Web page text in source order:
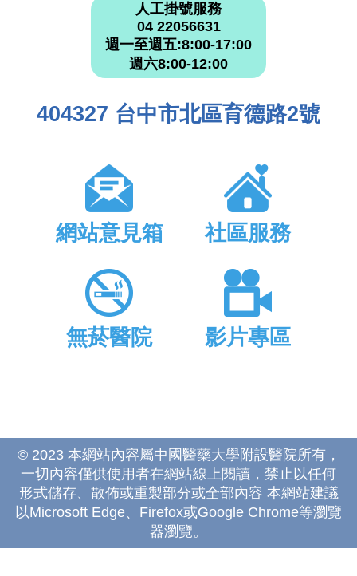
人工掛號服務
04 22056631
週一至週五:8:00-17:00
週六8:00-12:00
404327 台中市北區育德路2號
網站意見箱 社區服務
無菸醫院 影片專區
© 2023 本網站內容屬中國醫藥大學附設醫院所有，
一切內容僅供使用者在網站線上閱讀，禁止以任何
形式儲存、散佈或重製部分或全部內容 本網站建議
以Microsoft Edge、Firefox或Google Chrome等瀏覽
器瀏覽。